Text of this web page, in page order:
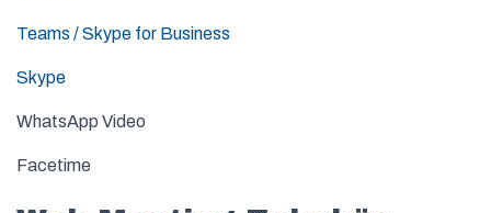
Teams / Skype for Business
Skype
WhatsApp Video
Facetime